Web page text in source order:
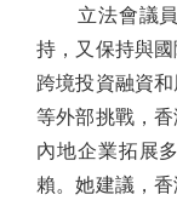
立法會議員
持，又保持與國
跨境投資融資
等外部挑戰，
內地企業拓展
賴。她建議，